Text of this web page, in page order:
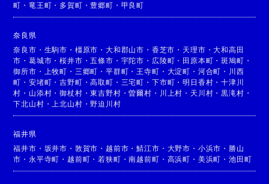
町 ・竜王町 ・ 多賀町 ・ 豊郷町 ・ 甲良町
奈良県
奈良市 ・ 生駒市 ・ 橿原市 ・大和郡山市 ・ 香芝市 ・ 天理市 ・大和高田
市 ・葛城市 ・桜井市 ・五條市 ・ 宇陀市 ・ 広陵町 ・ 田原本町 ・斑鳩町 ・
御所市 ・ 上牧町 ・ 三郷町 ・平群町 ・ 王寺町 ・ 大淀町 ・ 河合町 ・ 川西
町 ・安堵町 ・吉野町 ・高取町 ・ 三宅町 ・ 下市町 ・明日香村 ・十津川
村 ・ 山添村 ・御杖村 ・東吉野村 ・曽爾村 ・ 川上村 ・ 天川村 ・黒滝村 ・
下北山村 ・ 上北山村 ・野迫川村
福井県
福井市 ・ 坂井市 ・ 敦賀市 ・ 越前市 ・鯖江市 ・ 大野市 ・ 小浜市 ・ 勝山
市 ・永平寺町 ・ 越前町 ・若狭町 ・南越前町 ・ 高浜町 ・ 美浜町 ・ 池田町